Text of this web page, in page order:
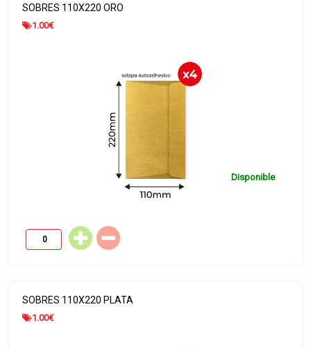
SOBRES 110X220 ORO
1.00€
Disponible
SOBRES 110X220 PLATA
1.00€